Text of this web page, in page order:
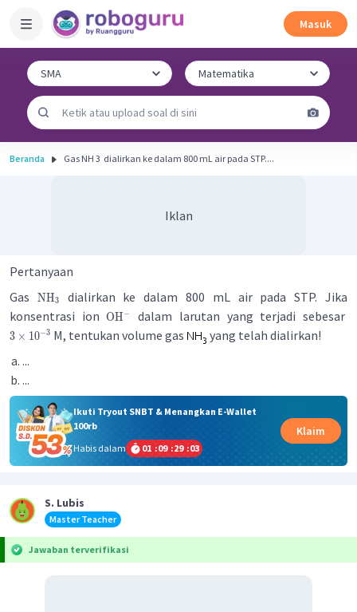
Masuk
Beranda Gas NH 3 ​ dialirkan ke dalam 800 mL air pada STP....
Iklan
Pertanyaan
Gas NH3
dialirkan ke dalam 800 mL air pada STP. Jika
konsentrasi ionOH− dalam larutan yang terjadi sebesar
3 × 10−3 M, tentukan volume gas
yang telah dialirkan!
...
...
Ikuti Tryout SNBT & Menangkan E-Wallet
100rb
Habis dalam
01 :09 :29 :02
Klaim
S. Lubis
Master Teacher
Jawaban terverifikasi